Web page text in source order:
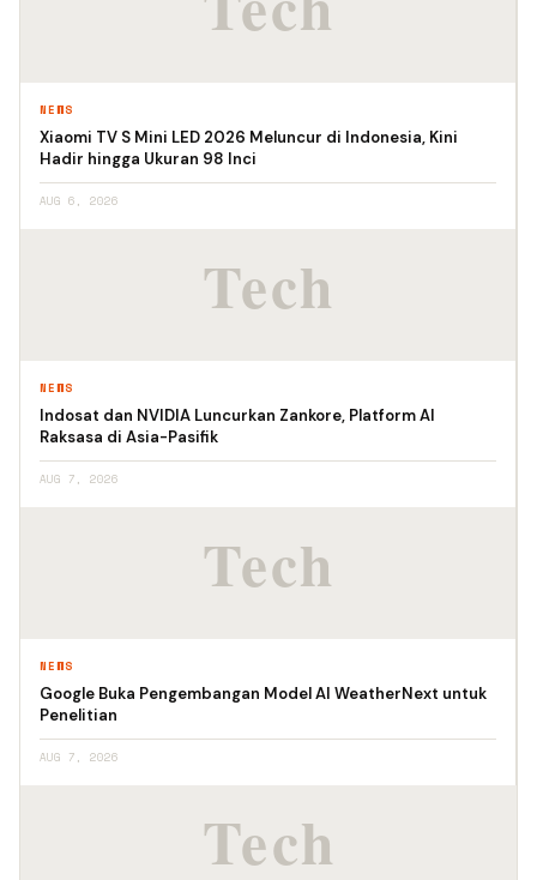
NEWS
Xiaomi TV S Mini LED 2026 Meluncur di Indonesia, Kini
Hadir hingga Ukuran 98 Inci
AUG 6, 2026
NEWS
Indosat dan NVIDIA Luncurkan Zankore, Platform AI
Raksasa di Asia-Pasifik
AUG 7, 2026
NEWS
Google Buka Pengembangan Model AI WeatherNext untuk
Penelitian
AUG 7, 2026